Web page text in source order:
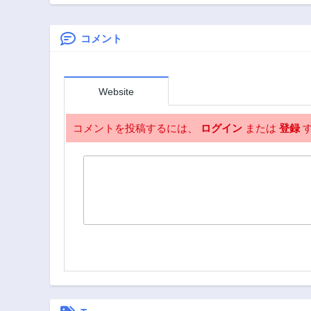
います
コメント
Website
コメントを投稿するには、 ログイン または 登録